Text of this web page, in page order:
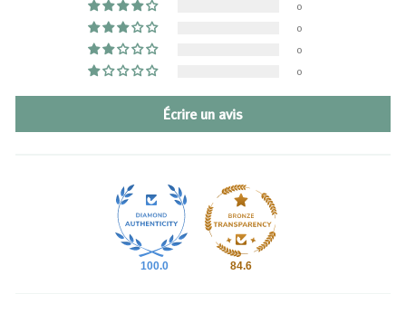
0
0
0
0
Écrire un avis
100.0 84.6